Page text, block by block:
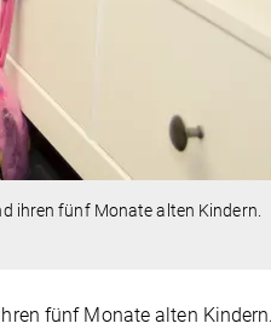
ihren fünf Monate alten Kindern.
fünf Monate alten Kindern.